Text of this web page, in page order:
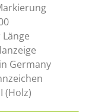
Germany
(Holz)